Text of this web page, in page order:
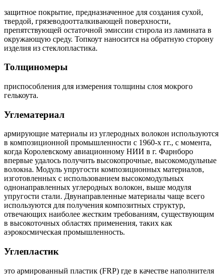
защитное покрытие, предназначенное для создания сухой,
твердой, грязеводоотталкивающей поверхности,
препятствующей остаточной эмиссии стирола из ламината в
окружающую среду. Топкоут наносится на обратную сторону
изделия из стеклопластика.
Толщиномеры
приспособления для измерения толщины слоя мокрого
гелькоута.
Углематериал
армирующие материалы из углеродных волокон используются
в композиционной промышленности с 1960-х гг., с момента,
когда Королевскому авиационному НИИ в г. Фарнборо
впервые удалось получить высокопрочные, высокомодульные
волокна. Модуль упругости композиционных материалов,
изготовленных с использованием высокомодульных
однонаправленных углеродных волокон, выше модуля
упругости стали. Двунаправленные материалы чаще всего
используются для получения композитных структур,
отвечающих наиболее жестким требованиям, существующим
в высокоточных областях применения, таких как
аэрокосмическая промышленность.
Углепластик
это армированный пластик (FRP) где в качестве наполнителя